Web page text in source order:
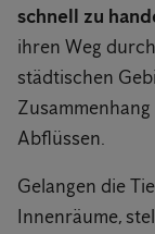
schnell zu
ihren Weg
städtischen
Abflüssen.
Gelangen die
Innenräume,